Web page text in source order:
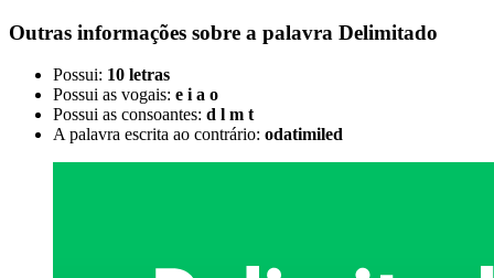
Outras informações sobre a palavra Delimitado
Possui: 10 letras
Possui as vogais: e i a o
Possui as consoantes: d l m t
A palavra escrita ao contrário: odatimiled